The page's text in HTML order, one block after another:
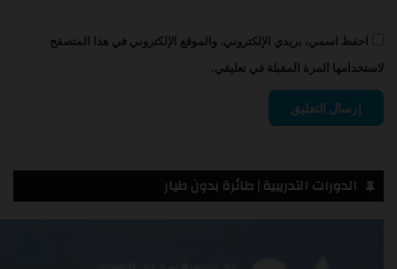
احفظ اسمي، بريدي الإلكتروني، والموقع الإلكتروني في هذا المتصفح
لاستخدامها المرة المقبلة في تعليقي.
الدورات التدريبية | طائرة بدون طيار